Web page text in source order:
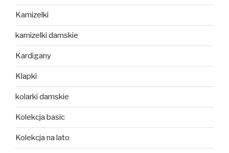
Kamizelki
kamizelki damskie
Kardigany
Klapki
kolarki damskie
Kolekcja basic
Kolekcja na lato